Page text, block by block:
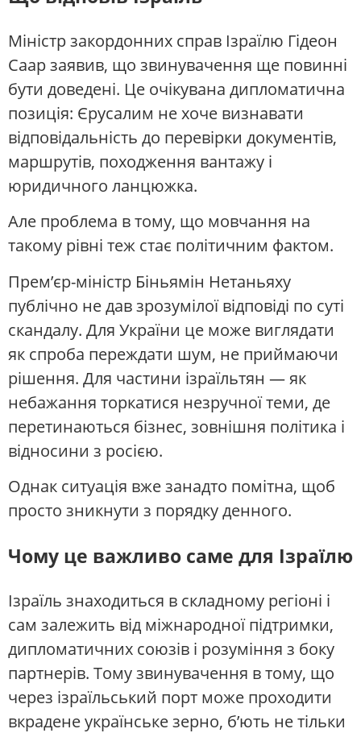
Міністр закордонних справ Ізраїлю Гідеон
Саар заявив, що звинувачення ще повинні
бути доведені. Це очікувана дипломатична
позиція: Єрусалим не хоче визнавати
відповідальність до перевірки документів,
маршрутів, походження вантажу і
юридичного ланцюжка.
Але проблема в тому, що мовчання на
такому рівні теж стає політичним фактом.
Прем’єр-міністр Біньямін Нетаньяху
публічно не дав зрозумілої відповіді по суті
скандалу. Для України це може виглядати
як спроба переждати шум, не приймаючи
рішення. Для частини ізраїльтян — як
небажання торкатися незручної теми, де
перетинаються бізнес, зовнішня політика і
відносини з росією.
Однак ситуація вже занадто помітна, щоб
просто зникнути з порядку денного.
Чому це важливо саме для Ізраїлю
Ізраїль знаходиться в складному регіоні і
сам залежить від міжнародної підтримки,
дипломатичних союзів і розуміння з боку
партнерів. Тому звинувачення в тому, що
через ізраїльський порт може проходити
вкрадене українське зерно, б’ють не тільки